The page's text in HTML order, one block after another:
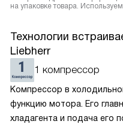
на упаковке товара.
Технологии
Liebherr
1 компрессор
Компрессор в
функцию мотора. Его
хладагента и подача его